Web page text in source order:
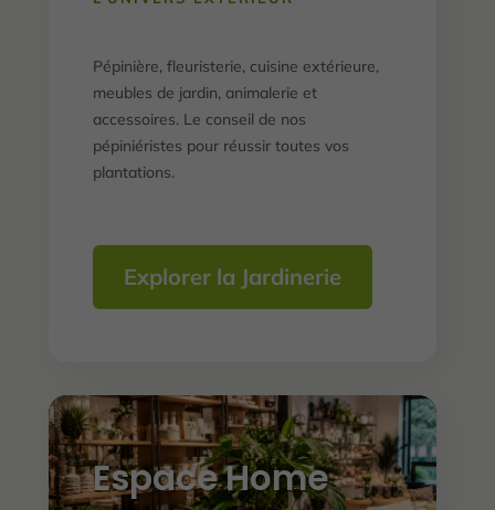
Pépinière, fleuristerie, cuisine extérieure,
meubles de jardin, animalerie et
accessoires. Le conseil de nos
pépiniéristes pour réussir toutes vos
plantations.
Explorer la Jardinerie
Espace Home